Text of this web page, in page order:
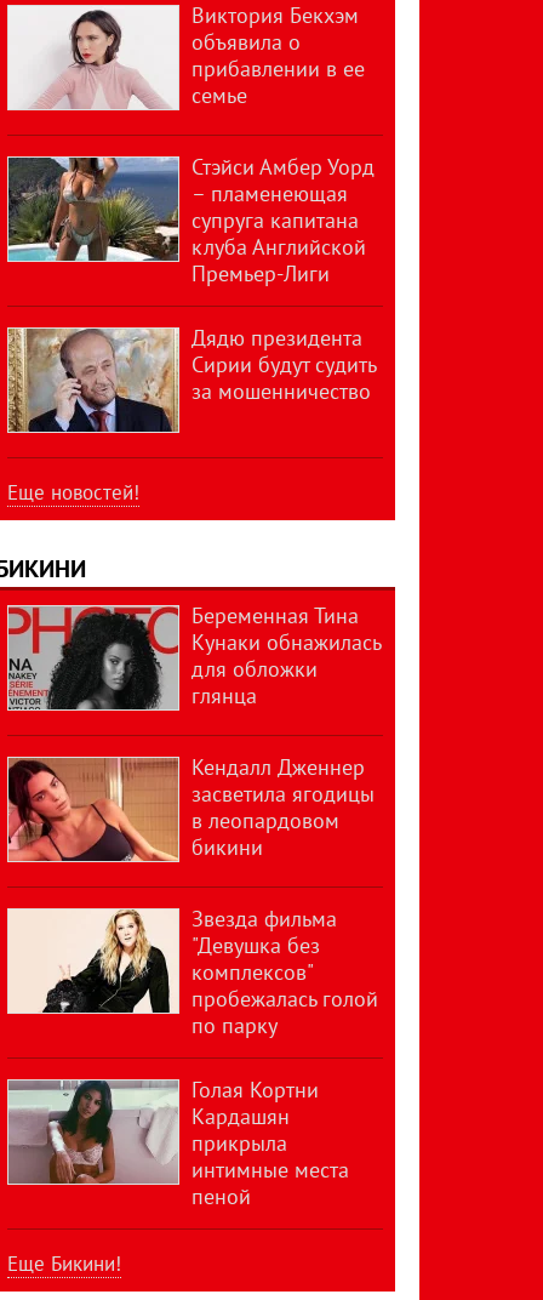
Виктория Бекхэм
объявила о
прибавлении в ее
семье
Стэйси Амбер Уорд
– пламенеющая
супруга капитана
клуба Английской
Премьер-Лиги
Дядю президента
Сирии будут судить
за мошенничество
Еще новостей!
Беременная Тина
Кунаки обнажилась
для обложки
глянца
Кендалл Дженнер
засветила ягодицы
в леопардовом
бикини
Звезда фильма
"Девушка без
комплексов"
пробежалась голой
по парку
Голая Кортни
Кардашян
прикрыла
интимные места
пеной
Еще Бикини!